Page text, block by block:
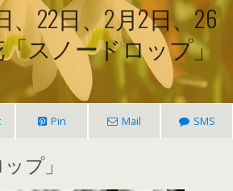
、22日、2月2日、26
スノードロップ」
Pin Mail SMS
プ」